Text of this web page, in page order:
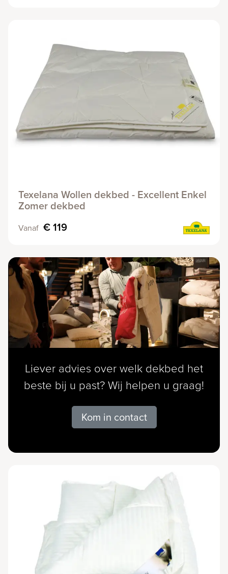
Texelana Wollen dekbed - Excellent Enkel
Zomer dekbed
Vanaf € 119
Liever advies over welk dekbed het
beste bij u past? Wij helpen u graag!
Kom in contact